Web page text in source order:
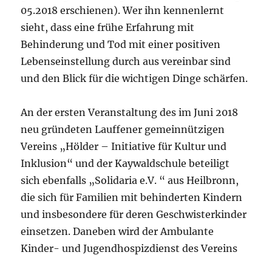
05.2018 erschienen). Wer ihn kennenlernt
sieht, dass eine frühe Erfahrung mit
Behinderung und Tod mit einer positiven
Lebenseinstellung durch aus vereinbar sind
und den Blick für die wichtigen Dinge schärfen.
An der ersten Veranstaltung des im Juni 2018
neu gründeten Lauffener gemeinnützigen
Vereins „Hölder – Initiative für Kultur und
Inklusion“ und der Kaywaldschule beteiligt
sich ebenfalls „Solidaria e.V. “ aus Heilbronn,
die sich für Familien mit behinderten Kindern
und insbesondere für deren Geschwisterkinder
einsetzen. Daneben wird der Ambulante
Kinder- und Jugendhospizdienst des Vereins